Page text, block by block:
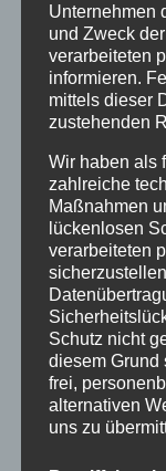
von
Kommentare
Oberstdorfer
Unternehmen
und Zweck
verarbeiteten
informieren.
mittels dieser
zustehenden
Wir haben als
zahlreiche
Maßnahmen
lückenlosen
verarbeiteten
Schutz nicht
diesem Grund
frei,
alternativen
uns zu